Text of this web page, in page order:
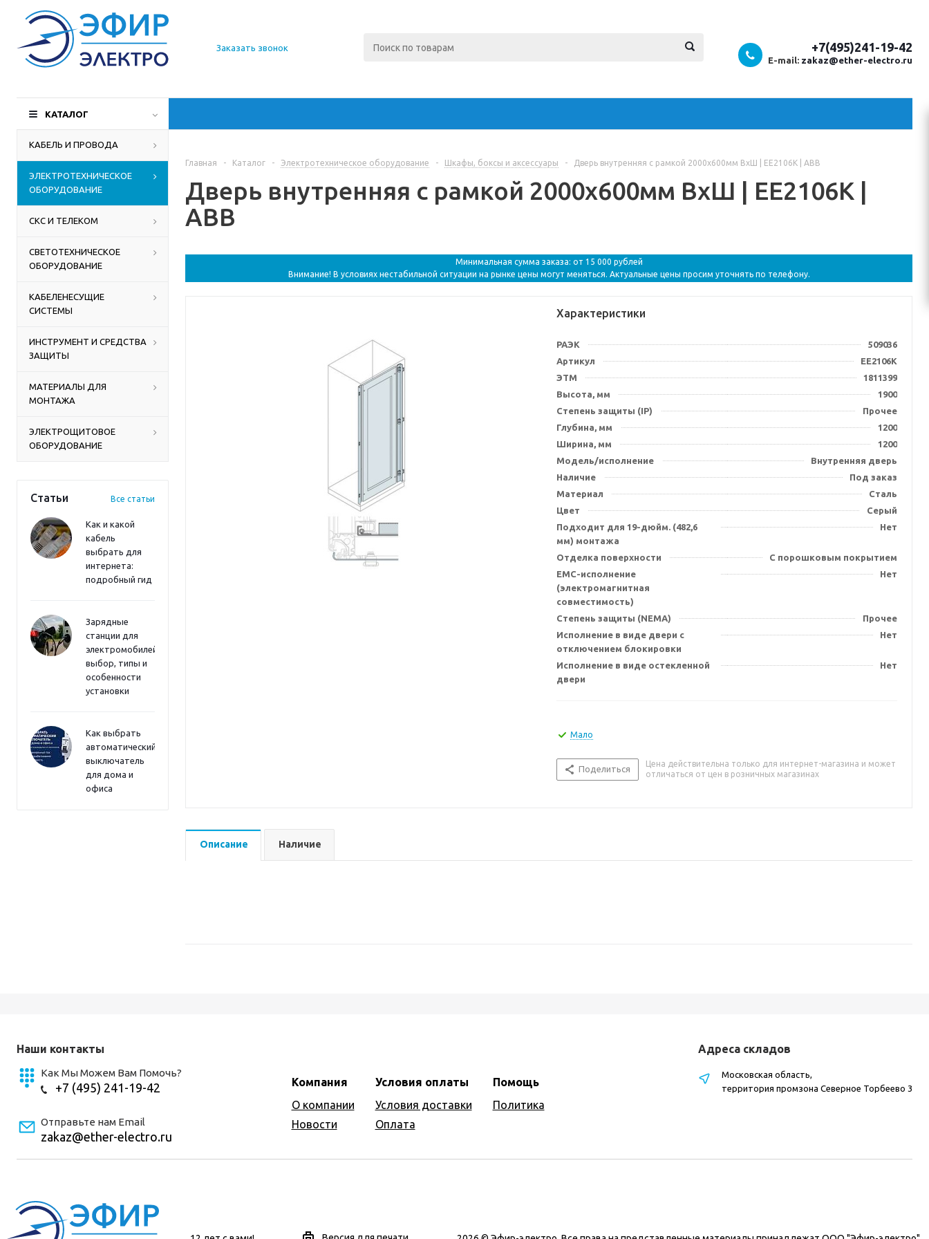
О компании
Доставка
Производители
Контакты
Заказать звонок +7(495)241-19-42
E-mail: zakaz@ether-electro.ru
КАТАЛОГ
КАБЕЛЬ И ПРОВОДА
ЭЛЕКТРОТЕХНИЧЕСКОЕ
ОБОРУДОВАНИЕ
СКС И ТЕЛЕКОМ
СВЕТОТЕХНИЧЕСКОЕ
ОБОРУДОВАНИЕ
КАБЕЛЕНЕСУЩИЕ
СИСТЕМЫ
ИНСТРУМЕНТ И СРЕДСТВА
ЗАЩИТЫ
МАТЕРИАЛЫ ДЛЯ
МОНТАЖА
ЭЛЕКТРОЩИТОВОЕ
ОБОРУДОВАНИЕ
Статьи Все статьи
Как и какой
кабель
выбрать для
интернета:
подробный гид
Зарядные
станции для
электромобилей:
выбор, типы и
особенности
установки
Как выбрать
автоматический
выключатель
для дома и
офиса
Главная - Каталог - Электротехническое оборудование - Шкафы, боксы и аксессуары - Дверь внутренняя с рамкой 2000x600мм ВхШ | EE2106K | ABB
Дверь внутренняя с рамкой 2000x600мм ВхШ | EE2106K |
ABB
Минимальная сумма заказа: от 15 000 рублей
Внимание! В условиях нестабильной ситуации на рынке цены могут меняться. Актуальные цены просим уточнять по телефону.
Характеристики
РАЭК
509036
Артикул
EE2106K
ЭТМ
1811399
Высота, мм
1900
Степень защиты (IP)
Прочее
Глубина, мм
1200
Ширина, мм
1200
Модель/исполнение
Внутренняя дверь
Наличие
Под заказ
Материал
Сталь
Цвет
Серый
Подходит для 19-дюйм. (482,6
мм) монтажа
Нет
Отделка поверхности
С порошковым покрытием
EMC-исполнение
(электромагнитная
совместимость)
Нет
Степень защиты (NEMA)
Прочее
Исполнение в виде двери с
отключением блокировки
Нет
Исполнение в виде остекленной
двери
Нет
Мало
Поделиться
Цена действительна только для интернет-магазина и может
отличаться от цен в розничных магазинах
Описание Наличие
Наши контакты
Как Мы Можем Вам Помочь?
+7 (495) 241-19-42
Отправьте нам Email
zakaz@ether-electro.ru
Компания
О компании
Новости
Условия оплаты
Условия доставки
Оплата
Помощь
Политика
Адреса складов
Московская область,
территория промзона Северное Торбеево 3